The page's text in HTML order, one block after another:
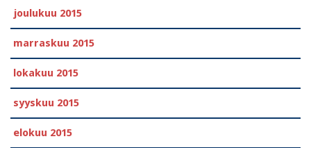
joulukuu 2015
marraskuu 2015
lokakuu 2015
syyskuu 2015
elokuu 2015